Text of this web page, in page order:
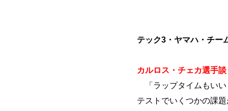
テック3・ヤマハ・チー
カルロス・チェカ選手
「ラップタイムもいい
テストでいくつかの課